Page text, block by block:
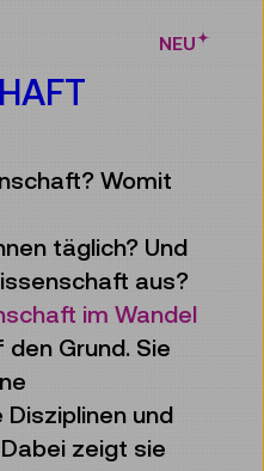
NEU
Womit
täglich? Und
aus?
im Wandel
Grund. Sie
und
zeigt sie